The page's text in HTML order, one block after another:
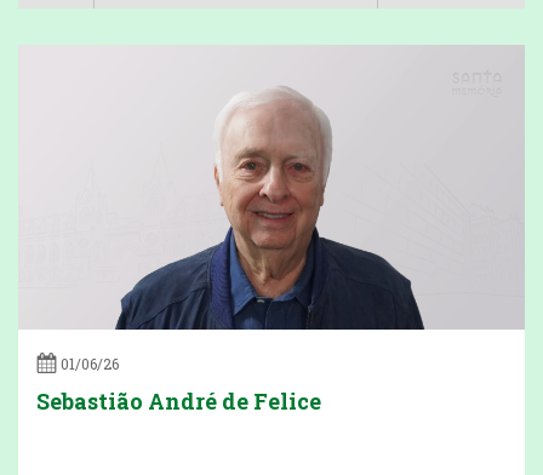
01/06/26
Sebastião André de Felice